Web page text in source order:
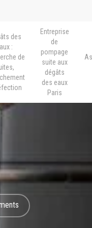
des
:
de
Entreprise
de
pompage
suite aux
dégâts
des eaux
Paris